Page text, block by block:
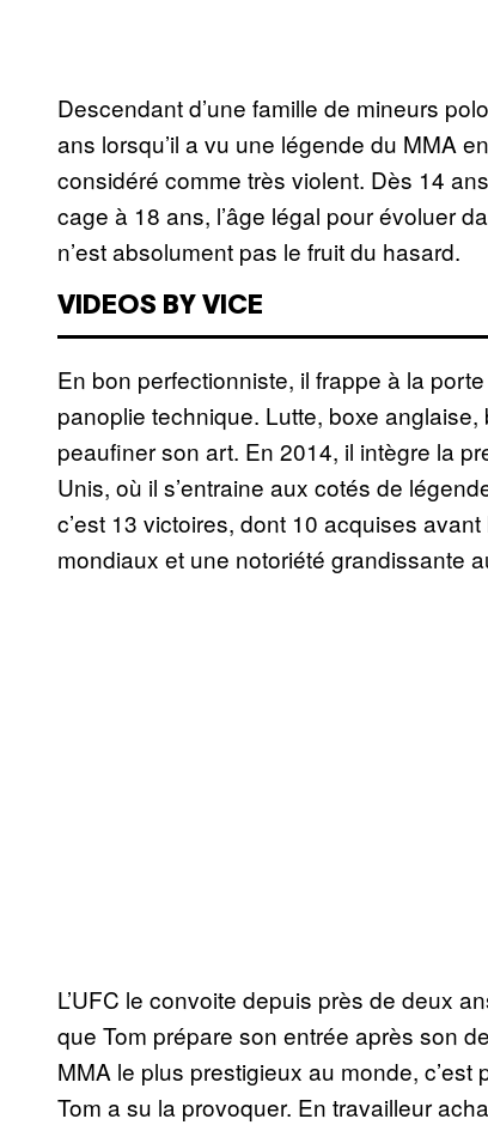
Descendant d’une famille de mineurs
ans lorsqu’il a vu une légende du MMA
considéré comme très violent. Dès 14
cage à 18 ans, l’âge légal pour évoluer
n’est absolument pas le fruit du hasard.
VIDEOS BY VICE
En bon perfectionniste, il frappe à la
panoplie technique. Lutte, boxe
peaufiner son art. En 2014, il intègre la
Unis, où il s’entraine aux cotés de
c’est 13 victoires, dont 10 acquises
mondiaux et une notoriété grandissante
L’UFC le convoite depuis près de deux
que Tom prépare son entrée après son
MMA le plus prestigieux au monde, c’est
Tom a su la provoquer. En travailleur